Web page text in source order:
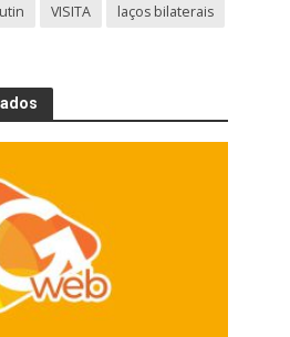
VISITA
laços bilaterais